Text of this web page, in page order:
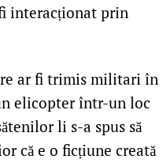
interacționat prin
ar fi trimis militari în
elicopter într-un loc
li s-a spus să
că e o ficțiune creată